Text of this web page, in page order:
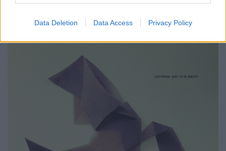
Data Deletion Data Access Privacy Policy